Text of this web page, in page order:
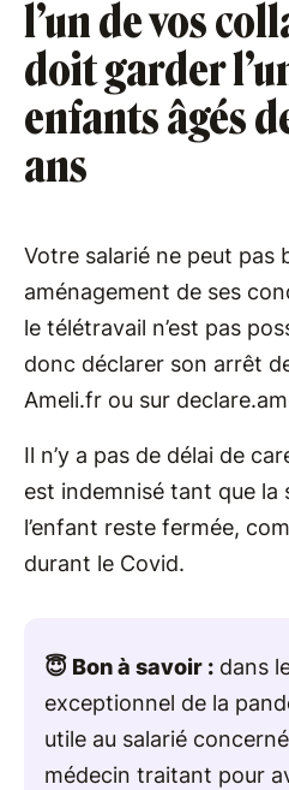
l’un de vos
doit garder
enfants âgés
ans
Votre salarié ne peut pas
aménagement de ses
le télétravail n’est pas
donc déclarer son arrêt
Ameli.fr ou sur
Il n’y a pas de délai de
est indemnisé tant que la
l’enfant reste fermée,
durant le Covid.
😇 Bon à savoir : dans
exceptionnel de la
utile au salarié
médecin traitant pour